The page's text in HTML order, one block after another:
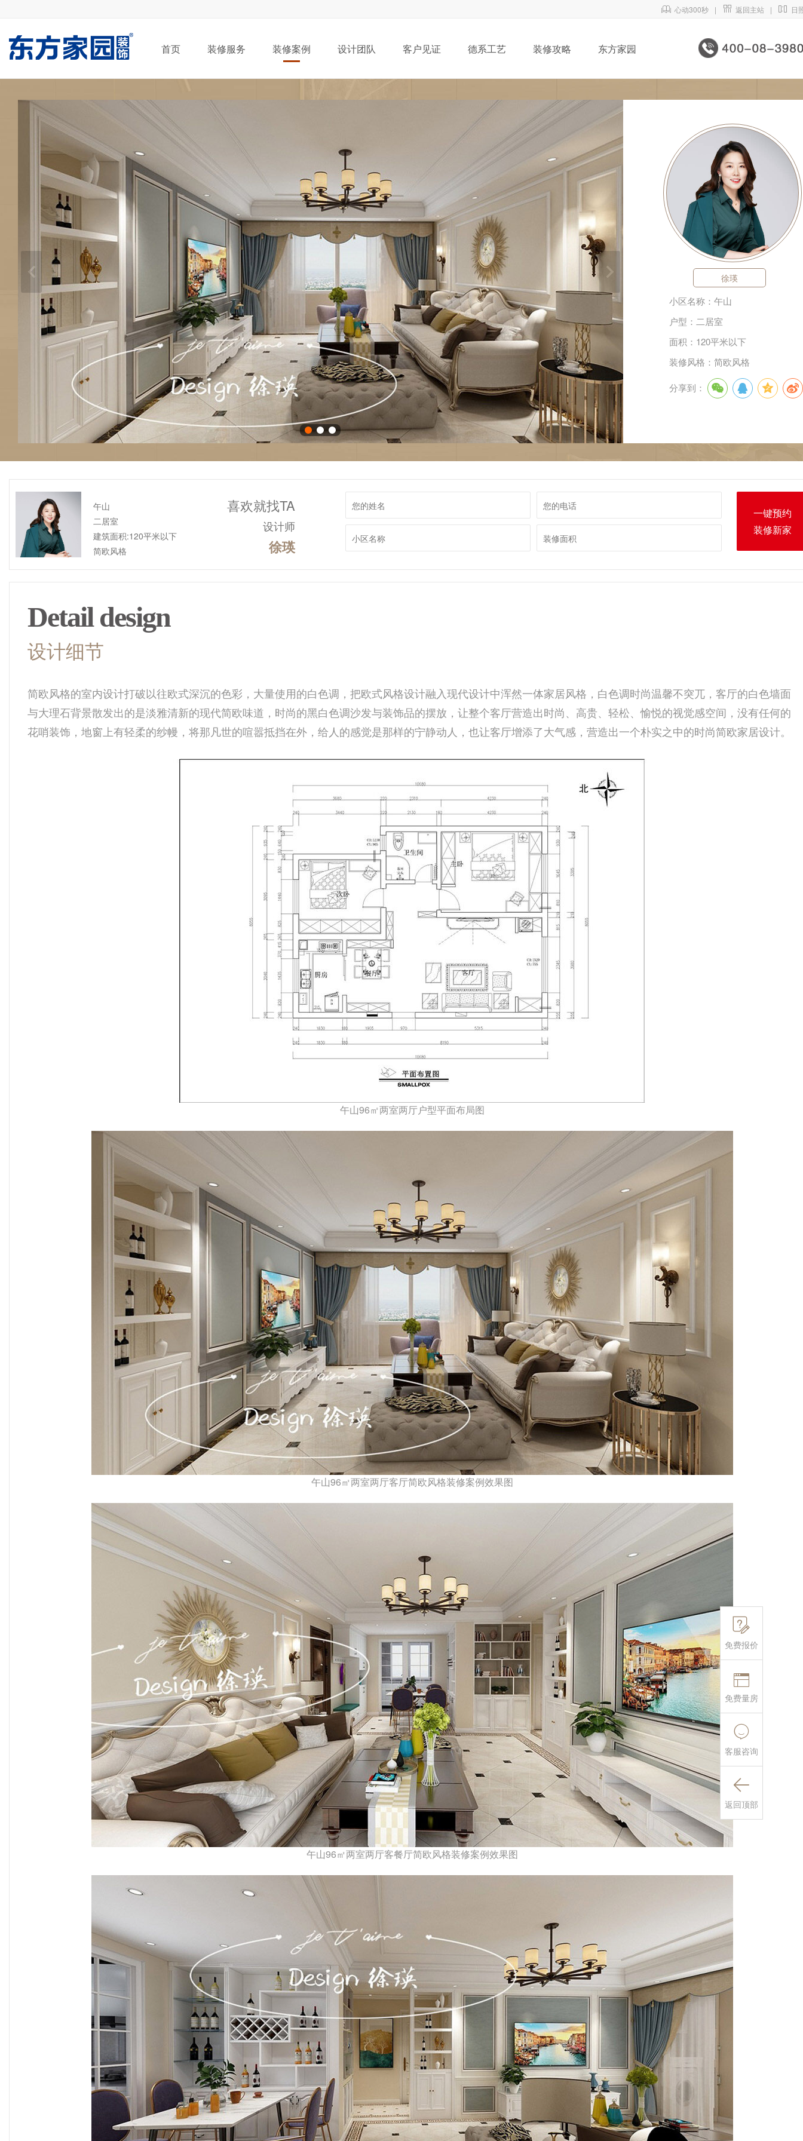
 心动300秒 |  返回主站 |  日
首页 装修服务 装修案例 设计团队 客户见证 德系工艺 装修攻略 东方家园
徐瑛
小区名称：午山
户型：二居室
面积：120平米以下
装修风格：简欧风格
分享到：
午山
二居室
建筑面积:120平米以下
简欧风格
喜欢就找TA
设计师
徐瑛
一键预约
装修新家
Detail design
设计细节
简欧风格的室内设计打破以往欧式深沉的色彩，大量使用的白色调，把欧式风格设计融入现代设计中浑然一体家居风格，白色调时尚温馨不突兀，客厅的白色墙面
与大理石背景散发出的是淡雅清新的现代简欧味道，时尚的黑白色调沙发与装饰品的摆放，让整个客厅营造出时尚、高贵、轻松、愉悦的视觉感空间，没有任何的
花哨装饰，地窗上有轻柔的纱幔，将那凡世的喧嚣抵挡在外，给人的感觉是那样的宁静动人，也让客厅增添了大气感，营造出一个朴实之中的时尚简欧家居设计。
午山96㎡两室两厅户型平面布局图
午山96㎡两室两厅客厅简欧风格装修案例效果图
午山96㎡两室两厅客餐厅简欧风格装修案例效果图

免费报价

免费量房

客服咨询

返回顶部